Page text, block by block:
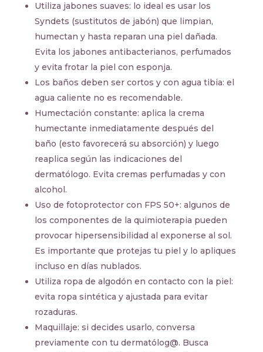
Utiliza jabones suaves: lo ideal es usar los
Syndets (sustitutos de jabón) que limpian,
humectan y hasta reparan una piel dañada.
Evita los jabones antibacterianos, perfumados
y evita frotar la piel con esponja.
Los baños deben ser cortos y con agua tibia: el
agua caliente no es recomendable.
Humectación constante: aplica la crema
humectante inmediatamente después del
baño (esto favorecerá su absorción) y luego
reaplica según las indicaciones del
dermatólogo. Evita cremas perfumadas y con
alcohol.
Uso de fotoprotector con FPS 50+: algunos de
los componentes de la quimioterapia pueden
provocar hipersensibilidad al exponerse al sol.
Es importante que protejas tu piel y lo apliques
incluso en días nublados.
Utiliza ropa de algodón en contacto con la piel:
evita ropa sintética y ajustada para evitar
rozaduras.
Maquillaje: si decides usarlo, conversa
previamente con tu dermatólog@. Busca